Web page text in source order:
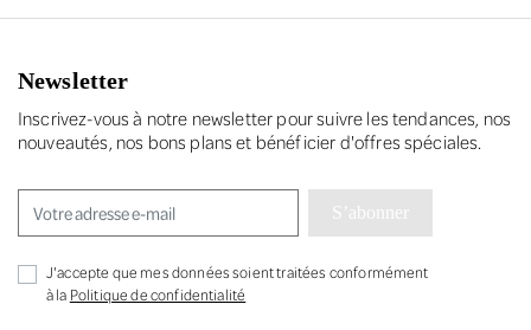
Newsletter
Inscrivez-vous à notre newsletter pour suivre les tendances, nos
nouveautés, nos bons plans et bénéficier d'offres spéciales.
S’abonner
J'accepte que mes données soient traitées conformément
à la Politique de confidentialité